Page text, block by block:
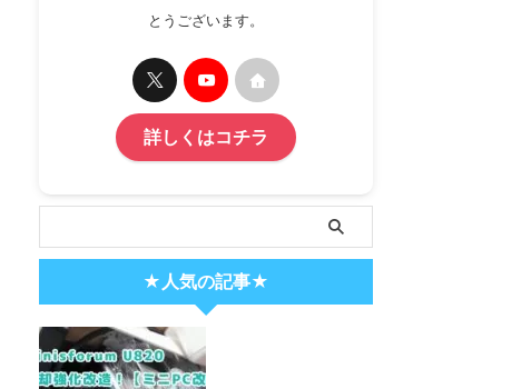
とうございます。
詳しくはコチラ
★人気の記事★